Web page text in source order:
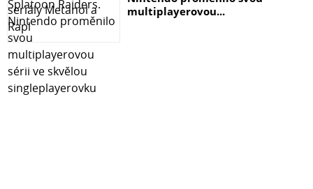
postavy/produktu na jiné fotopozadí
ZigBee vysílač nejprve odpálí zadní blesky na kanálu
B, vzápětí odpálí přední blesky na kanálu A - získáte 2
záběry, kdy první je siluetou a druhý je osvětlen zepřed.
V maskování ve Photoshopu spojíte oba záběry a
přetáhnete na jiné fotopozadí
multiplayerovou...